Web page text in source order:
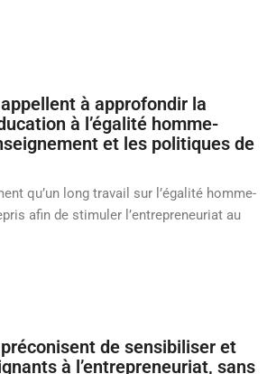
à approfondir la
à l’égalité homme-
et les politiques de
qu’un long travail sur l’égalité homme-
afin de stimuler l’entrepreneuriat au
de sensibiliser et
à l’entrepreneuriat, sans